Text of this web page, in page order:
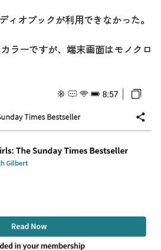
ィオブックが利用できなかった。
ラーですが、端末画面はモノクロ